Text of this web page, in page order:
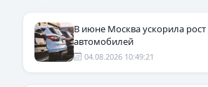
В июне Москва ускорила
автомобилей
04.08.2026 10:49:21